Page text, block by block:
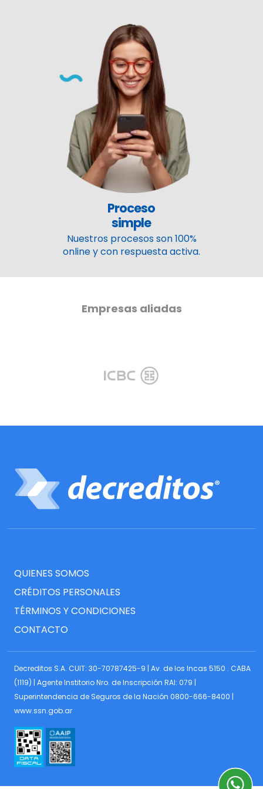
Proceso
simple
Nuestros procesos son 100%
online y con respuesta activa.
Empresas aliadas
QUIENES SOMOS
CRÉDITOS PERSONALES
TÉRMINOS Y CONDICIONES
CONTACTO
Decreditos S.A. CUIT: 30-70787425-9 | Av. de los Incas 5150 . CABA
(1119) | Agente Institorio Nro. de Inscripción RAI: 079 |
Superintendencia de Seguros de la Nación 0800-666-8400 |
www.ssn.gob.ar